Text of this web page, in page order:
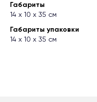
Габариты
14 х 10 х 35 см
Габариты упаковки
14 х 10 х 35 см